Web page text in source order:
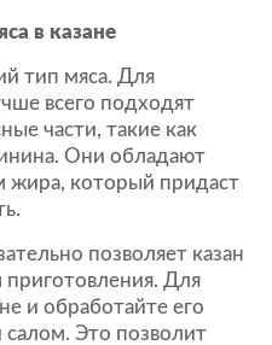
в казане
тип мяса. Для
всего подходят
части, такие как
Они обладают
жира, который придаст
позволяет казан
приготовления. Для
и обработайте его
Это позволит